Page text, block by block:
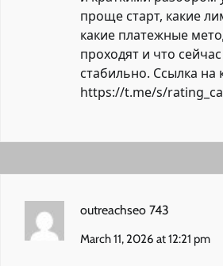
проще старт, какие
какие платежные
проходят и что
стабильно. Ссылка на
https://t.me/s/
outreachseo 743
March 11, 2026 at 12:21 pm